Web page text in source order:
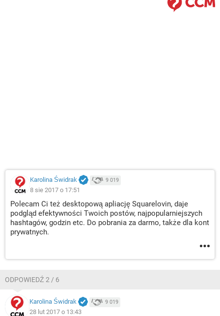
Karolina Świdrak 9 019
8 sie 2017 o 17:51
Polecam Ci też desktopową apliację Squarelovin, daje
podgląd efektywności Twoich postów, najpopularniejszych
hashtagów, godzin etc. Do pobrania za darmo, także dla kont
prywatnych.
ODPOWIEDŹ 2 / 6
Karolina Świdrak 9 019
28 lut 2017 o 13:43